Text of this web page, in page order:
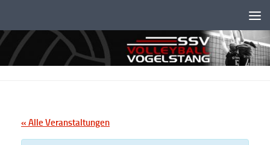
« Alle Veranstaltungen